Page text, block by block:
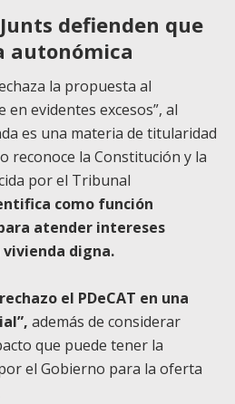
Junts defienden que
autonómica
la propuesta al
evidentes excesos”, al
es una materia de titularidad
reconoce la Constitución y la
por el Tribunal
como función
atender intereses
vivienda digna.
el PDeCAT en una
además de considerar
que puede tener la
el Gobierno para la oferta